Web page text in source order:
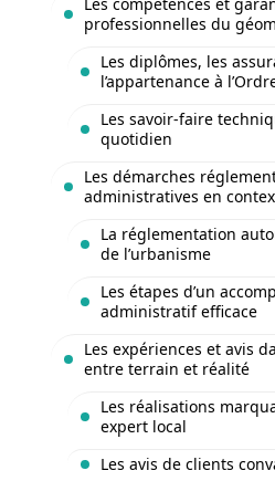
professionnelles du
Les diplômes, les
l’appartenance à
Les savoir-faire
quotidien
Les démarches
administratives en
La réglementation
de l’urbanisme
Les étapes d’un
administratif efficace
Les expériences et avis
entre terrain et réalité
Les réalisations
expert local
Les avis de clients